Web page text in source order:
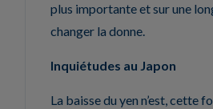
plus importante et sur une
changer la donne.
Inquiétudes au Japon
La baisse du yen n’est, cette